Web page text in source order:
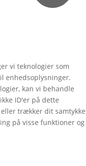
vi teknologier som
enhedsoplysninger.
kan vi behandle
ID'er på dette
trækker dit samtykke
på visse funktioner og